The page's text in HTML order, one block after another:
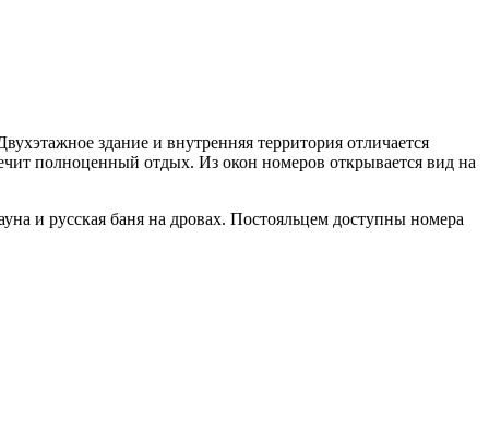
здание и внутренняя территория отличается
полноценный отдых. Из окон номеров открывается вид на
и русская баня на дровах. Постояльцем доступны номера